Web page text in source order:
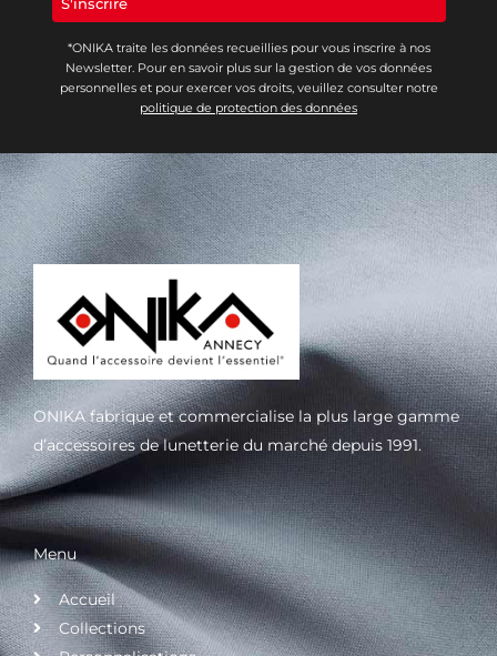
*ONIKA traite les données recueillies pour vous inscrire à nos
Newsletter. Pour en savoir plus sur la gestion de vos données
personnelles et pour exercer vos droits, veuillez consulter notre
politique de protection des données
ONIKA fabrique et commercialise la plus large gamme
d’accessoires de lunetterie du marché depuis 1991.
Menu
Accueil
Collections